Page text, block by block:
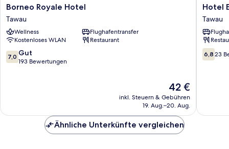
Borneo
Royale
Hotel
Tawau
Borneo Royale Hotel
Tawau
Wellness
Flughafentransfer
Kostenloses WLAN
Restaurant
7.0
von
7,0 Gut
193 Bewertungen
Der
Preis
beträgt
42 €
inkl. Steuern & Gebühren
19. Aug.–20. Aug.
Hotel
Emas
Tawau
Tawau
Hotel
Tawau
6.8
von
6,8 23
Ähnliche Unterkünfte vergleichen